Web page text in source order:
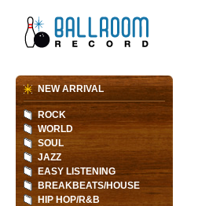
NEW ARRIVAL
ROCK
WORLD
SOUL
JAZZ
EASY LISTENING
BREAKBEATS/HOUSE
HIP HOP/R&B